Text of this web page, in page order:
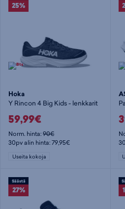
25%
Hoka
Y Rincon 4 Big Kids - lenkkarit
59,99€
Norm. hinta:90€
30pv alin hinta: 79,95€
Useita kokoja
Säästä
27%